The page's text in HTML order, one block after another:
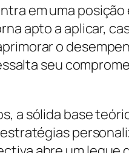
em uma
apto a aplicar,
o
seu
a sólida base